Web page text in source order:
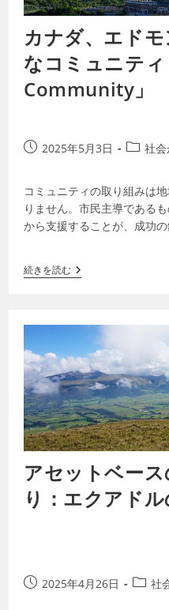
カナダ、エド
なコミュニテ
Community」
2025年5月3日 社会
コミュニティの取り組みは
りません。市民主導である
から支援することが、成功
続きを読む
アセットベー
り：エクアド
2025年4月26日 社